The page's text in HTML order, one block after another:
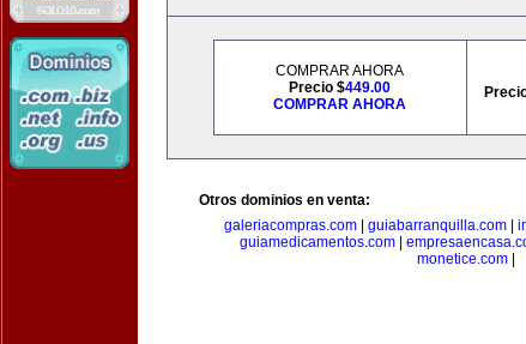
COMPRAR AHORA
Precio $449.00
COMPRAR AHORA
Otros dominios en venta:
galeriacompras.com
guiabarranquilla.com
guiamedicamentos.com|
monetice.com